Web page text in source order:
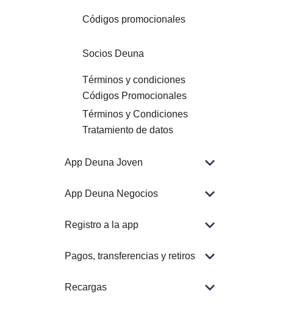
Códigos promocionales
Socios Deuna
Términos y condiciones
Códigos Promocionales
Términos y Condiciones
Tratamiento de datos
App Deuna Joven
App Deuna Negocios
Registro a la app
Pagos, transferencias y retiros
Recargas